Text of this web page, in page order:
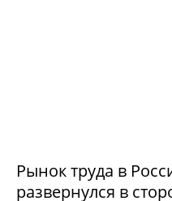
Рынок труда в
развернулся в